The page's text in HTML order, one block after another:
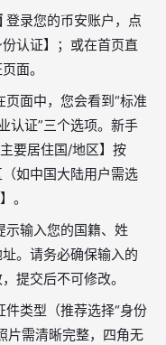
登录您的币安账户，点
认证】；或在首页直
面。
页面中，您会看到“标准
认证”三个选项。新手
要居住国/地区】按
如中国大陆用户需选
。
示输入您的国籍、姓
。请务必确保输入的
提交后不可修改。
件类型（推荐选择“身份
片需清晰完整，四角无